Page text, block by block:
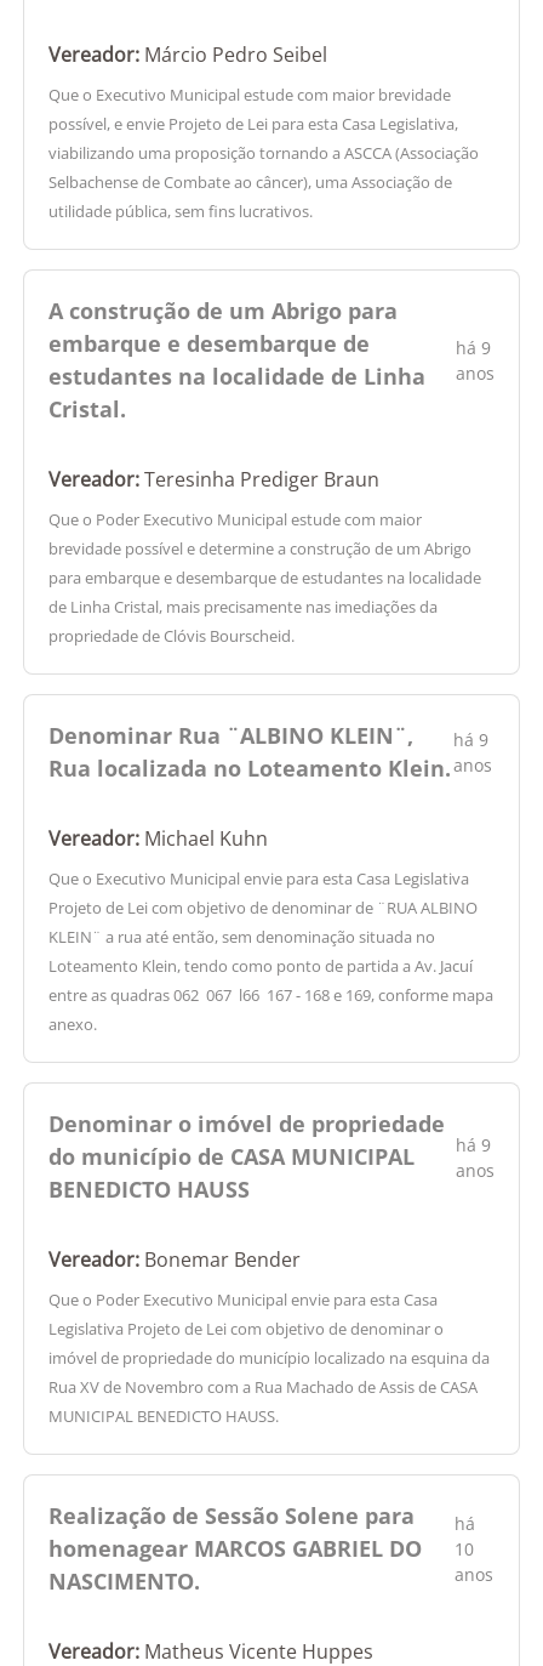
Vereador: Márcio Pedro Seibel
Que o Executivo Municipal estude com maior brevidade
possível, e envie Projeto de Lei para esta Casa Legislativa,
viabilizando uma proposição tornando a ASCCA (Associação
Selbachense de Combate ao câncer), uma Associação de
utilidade pública, sem fins lucrativos.
A construção de um Abrigo para
embarque e desembarque de
estudantes na localidade de Linha
Cristal.
há 9
anos
Vereador:Teresinha Prediger Braun
Que o Poder Executivo Municipal estude com maior
brevidade possível e determine a construção de um Abrigo
para embarque e desembarque de estudantes na localidade
de Linha Cristal, mais precisamente nas imediações da
propriedade de Clóvis Bourscheid.
Denominar Rua ¨ALBINO KLEIN¨,
Rua localizada no Loteamento Klein.
há 9
anos
Vereador: Michael Kuhn
Que o Executivo Municipal envie para esta Casa Legislativa
Projeto de Lei com objetivo de denominar de ¨RUA ALBINO
KLEIN¨ a rua até então, sem denominação situada no
Loteamento Klein, tendo como ponto de partida a Av. Jacuí
entre as quadras 062  067  l66  167 - 168 e 169, conforme mapa
anexo.
Denominar o imóvel de propriedade
do município de CASA MUNICIPAL
BENEDICTO HAUSS
há 9
anos
Vereador: Bonemar Bender
Que o Poder Executivo Municipal envie para esta Casa
Legislativa Projeto de Lei com objetivo de denominar o
imóvel de propriedade do município localizado na esquina da
Rua XV de Novembro com a Rua Machado de Assis de CASA
MUNICIPAL BENEDICTO HAUSS.
Realização de Sessão Solene para
homenagear MARCOS GABRIEL DO
NASCIMENTO.
há
10
anos
Vereador: Matheus Vicente Huppes